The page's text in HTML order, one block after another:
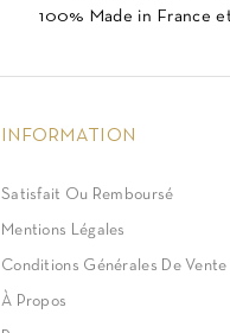
100% Made in France
INFORMATION
Satisfait Ou Remboursé
Mentions Légales
Conditions Générales De Vente
À Propos